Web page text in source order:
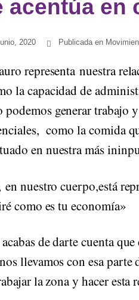
acentúa en
2020 Publicada en
representa nuestra
la capacidad de
podemos generar trabajo
como la comida
en nuestra más
nuestro cuerpo,está
como es tu economía»
de darte cuenta
llevamos con esa
la zona y hacer